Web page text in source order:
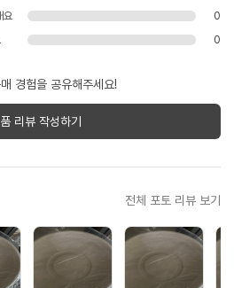
요
0
0
경험을 공유해주세요!
리뷰 작성하기
전체 포토 리뷰 보기